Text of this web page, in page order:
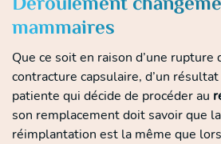
mammaires
Que ce soit en raison d’une rupture
contracture capsulaire, d’un
patiente qui décide de procéder au
son remplacement doit savoir que
réimplantation est la même que